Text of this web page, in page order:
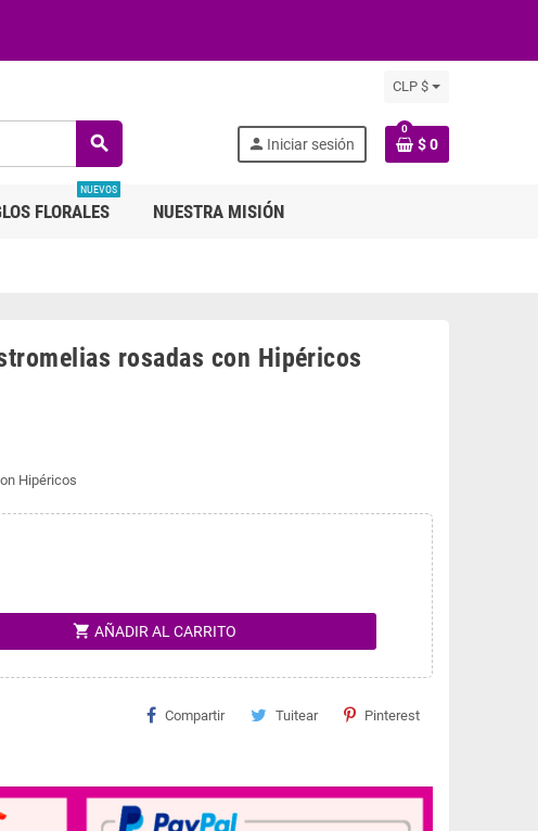
CLP $
search person Iniciar sesión
0
$ 0
FLORALES
NUEVOS
NUESTRA MISIÓN
rosadas con Hipéricos
Hipéricos
shopping_cart AÑADIR AL CARRITO
Compartir Tuitear Pinterest